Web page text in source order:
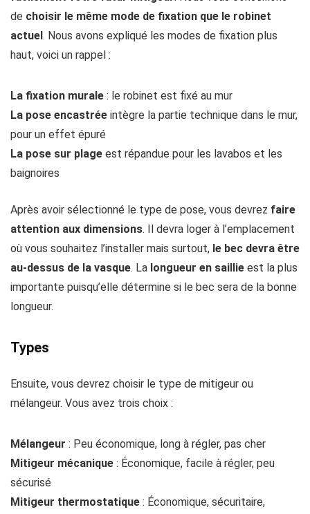
de choisir le même mode de fixation que le robinet
actuel . Nous avons expliqué les modes de fixation plus
haut, voici un rappel :
La fixation murale : le robinet est fixé au mur
La pose encastrée intègre la partie technique dans le mur,
pour un effet épuré
La pose sur plage est répandue pour les lavabos et les
baignoires
Après avoir sélectionné le type de pose, vous devrez faire
attention aux dimensions. Il devra loger à l’emplacement
où vous souhaitez l’installer mais surtout, le bec devra être
au-dessus de la vasque. La longueur en saillie est la plus
importante puisqu’elle détermine si le bec sera de la bonne
longueur.
Types
Ensuite, vous devrez choisir le type de mitigeur ou
mélangeur. Vous avez trois choix :
Mélangeur : Peu économique, long à régler, pas cher
Mitigeur mécanique : Économique, facile à régler, peu
sécurisé
Mitigeur thermostatique : Économique, sécuritaire,